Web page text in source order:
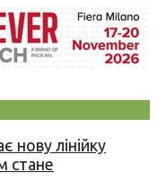
нову лінійку
стане